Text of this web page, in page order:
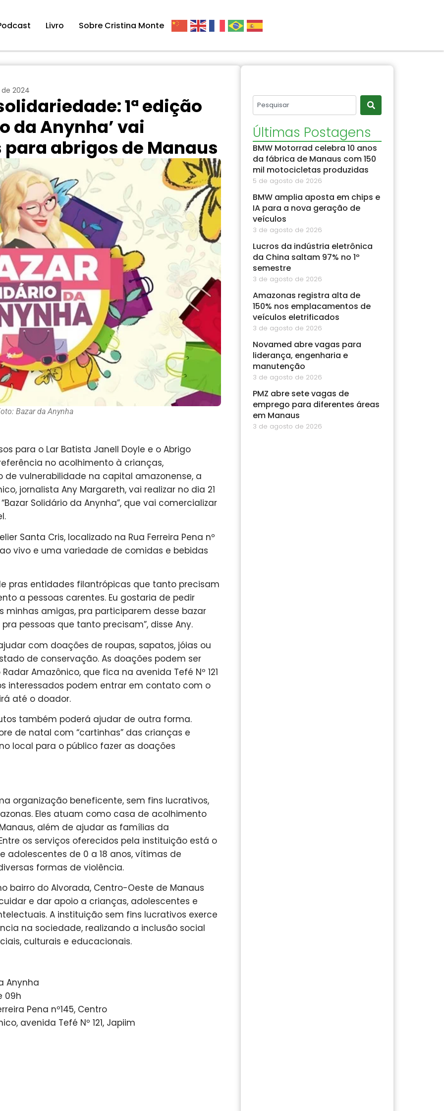
Livro Sobre Cristina Monte
2024
1ª edição
da Anynha’ vai
abrigos de Manaus
Bazar da Anynha
para o Lar Batista Janell Doyle e o Abrigo
no acolhimento à crianças,
vulnerabilidade na capital amazonense, a
jornalista Any Margareth, vai realizar no dia 21
Solidário da Anynha”, que vai comercializar
Santa Cris, localizado na Rua Ferreira Pena nº
vivo e uma variedade de comidas e bebidas
pras entidades filantrópicas que tanto precisam
a pessoas carentes. Eu gostaria de pedir
minhas amigas, pra participarem desse bazar
pessoas que tanto precisam”, disse Any.
com doações de roupas, sapatos, jóias ou
de conservação. As doações podem ser
Amazônico, que fica na avenida Tefé Nº 121
interessados podem entrar em contato com o
até o doador.
também poderá ajudar de outra forma.
de natal com “cartinhas” das crianças e
local para o público fazer as doações
organização beneficente, sem fins lucrativos,
Eles atuam como casa de acolhimento
além de ajudar as famílias da
os serviços oferecidos pela instituição está o
adolescentes de 0 a 18 anos, vítimas de
formas de violência.
bairro do Alvorada, Centro-Oeste de Manaus
e dar apoio a crianças, adolescentes e
A instituição sem fins lucrativos exerce
na sociedade, realizando a inclusão social
culturais e educacionais.
Anynha
09h
Pena nº145, Centro
avenida Tefé Nº 121, Japiim
Últimas Postagens
BMW Motorrad celebra 10 anos
da fábrica de Manaus com 150
mil motocicletas produzidas
5 de agosto de 2026
BMW amplia aposta em chips e
IA para a nova geração de
veículos
3 de agosto de 2026
Lucros da indústria eletrônica
da China saltam 97% no 1º
semestre
3 de agosto de 2026
Amazonas registra alta de
150% nos emplacamentos de
veículos eletrificados
3 de agosto de 2026
Novamed abre vagas para
liderança, engenharia e
manutenção
3 de agosto de 2026
PMZ abre sete vagas de
emprego para diferentes áreas
em Manaus
3 de agosto de 2026